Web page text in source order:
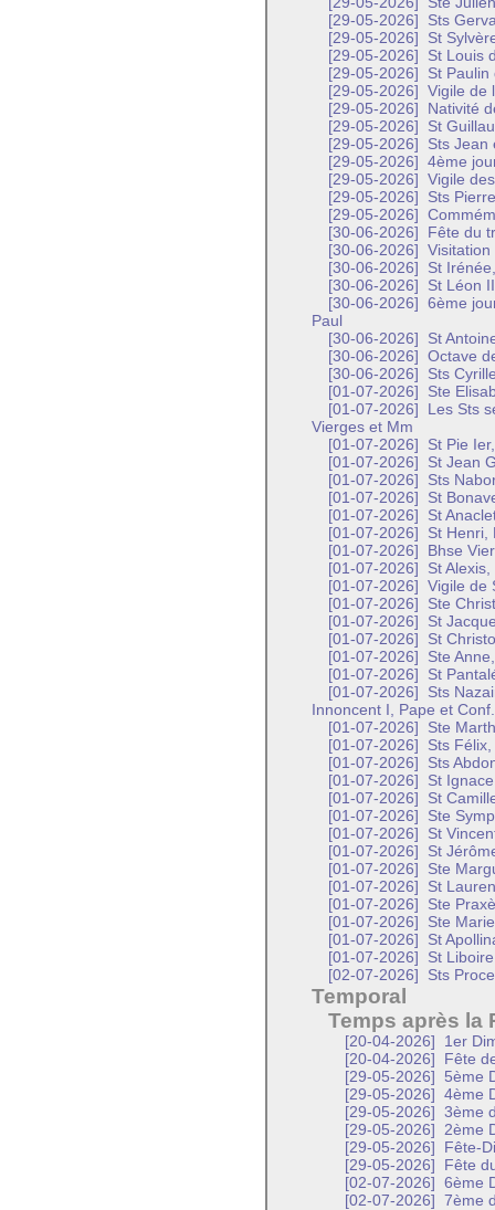
[29-05-2026]
Sts
[29-05-2026]
St
[29-05-2026]
St Louis
[29-05-2026]
St
[29-05-2026]
Vigile de
[29-05-2026]
Nativité
[29-05-2026]
St
[29-05-2026]
Sts Jean
[29-05-2026]
4ème
[29-05-2026]
Vigile
[29-05-2026]
Sts
[29-05-2026]
[30-06-2026]
Fête du
[30-06-2026]
[30-06-2026]
St
[30-06-2026]
St Léon
[30-06-2026]
6ème
Paul
[30-06-2026]
St
[30-06-2026]
Octave
[30-06-2026]
Sts
[01-07-2026]
Ste
[01-07-2026]
Les Sts
Vierges et Mm
[01-07-2026]
St Pie
[01-07-2026]
St Jean
[01-07-2026]
Sts
[01-07-2026]
St
[01-07-2026]
St
[01-07-2026]
St Henri,
[01-07-2026]
Bhse
[01-07-2026]
St
[01-07-2026]
Vigile de
[01-07-2026]
Ste
[01-07-2026]
St
[01-07-2026]
St
[01-07-2026]
Ste
[01-07-2026]
St
[01-07-2026]
Sts
Innoncent I, Pape et Conf.
[01-07-2026]
Ste
[01-07-2026]
Sts
[01-07-2026]
Sts
[01-07-2026]
St
[01-07-2026]
St
[01-07-2026]
Ste
[01-07-2026]
St
[01-07-2026]
St
[01-07-2026]
Ste
[01-07-2026]
St
[01-07-2026]
Ste
[01-07-2026]
Ste
[01-07-2026]
St
[01-07-2026]
St
[02-07-2026]
Sts
Temporal
Temps après la
[20-04-2026]
1er
[20-04-2026]
Fête
[29-05-2026]
5ème
[29-05-2026]
4ème
[29-05-2026]
3ème
[29-05-2026]
2ème
[29-05-2026]
Fête-
[29-05-2026]
Fête
[02-07-2026]
6ème
[02-07-2026]
7ème